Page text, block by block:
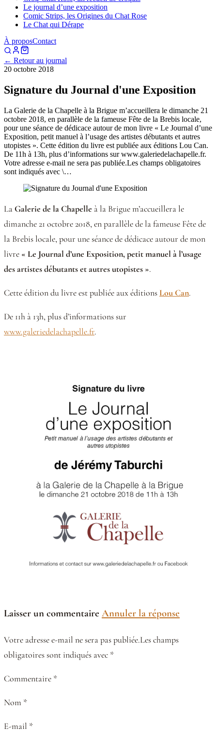
Le journal d’une exposition
Comic Strips, les Origines du Chat Rose
Le Chat qui Dérape
À proposContact
← Retour au journal
20 octobre 2018
Signature du Journal d'une Exposition
La Galerie de la Chapelle à la Brigue m’accueillera le dimanche 21
octobre 2018, en parallèle de la fameuse Fête de la Brebis locale,
pour une séance de dédicace autour de mon livre « Le Journal d’une
Exposition, petit manuel à l’usage des artistes débutants et autres
utopistes ». Cette édition du livre est publiée aux éditions Lou Can.
De 11h à 13h, plus d’informations sur www.galeriedelachapelle.fr.
Votre adresse e-mail ne sera pas publiée.Les champs obligatoires
sont indiqués avec \…
La Galerie de la Chapelle à la Brigue m’accueillera le
dimanche 21 octobre 2018, en parallèle de la fameuse Fête de
la Brebis locale, pour une séance de dédicace autour de mon
livre « Le Journal d’une Exposition, petit manuel à l’usage
des artistes débutants et autres utopistes ».
Cette édition du livre est publiée aux éditions Lou Can.
De 11h à 13h, plus d’informations sur
www.galeriedelachapelle.fr.
Laisser un commentaire Annuler la réponse
Votre adresse e-mail ne sera pas publiée.Les champs
obligatoires sont indiqués avec *
Commentaire *
Nom *
E-mail *